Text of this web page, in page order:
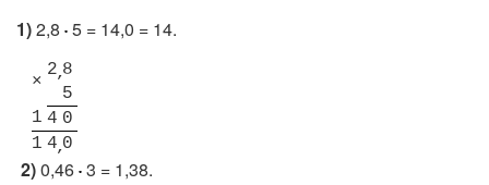
1)2,8 5 = 14,0 = 14.
×
2 8
5
1 4 0
1 4 0
2)0,46 3 = 1,38.